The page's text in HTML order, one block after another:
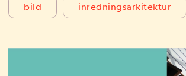
bild inredningsarkitektur